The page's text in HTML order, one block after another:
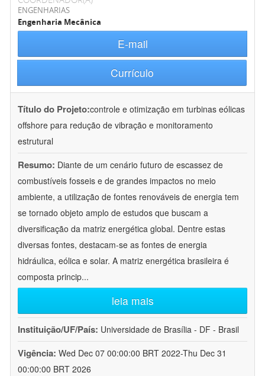
ENGENHARIAS
Engenharia Mecânica
E-mail
Currículo
Título do Projeto:controle e otimização em turbinas eólicas
offshore para redução de vibração e monitoramento
estrutural
Resumo: Diante de um cenário futuro de escassez de
combustíveis fosseis e de grandes impactos no meio
ambiente, a utilização de fontes renováveis de energia tem
se tornado objeto amplo de estudos que buscam a
diversificação da matriz energética global. Dentre estas
diversas fontes, destacam-se as fontes de energia
hidráulica, eólica e solar. A matriz energética brasileira é
composta princip...
leia mais
Instituição/UF/País: Universidade de Brasília - DF - Brasil
Vigência: Wed Dec 07 00:00:00 BRT 2022-Thu Dec 31
00:00:00 BRT 2026